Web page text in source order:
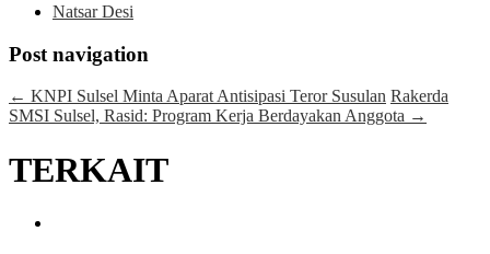
Natsar Desi
Post navigation
← KNPI Sulsel Minta Aparat Antisipasi Teror Susulan Rakerda
SMSI Sulsel, Rasid: Program Kerja Berdayakan Anggota →
TERKAIT